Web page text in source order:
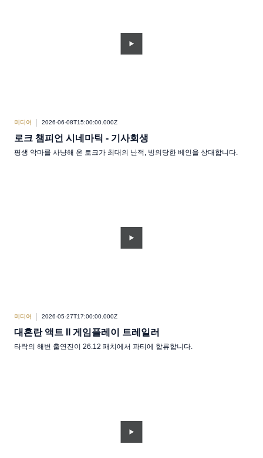
미디어 2026-06-08T15:00:00.000Z
로크 챔피언 시네마틱 - 기사회생
평생 악마를 사냥해 온 로크가 최대의 난적, 빙의당한 베인을 상대합니다.
미디어 2026-05-27T17:00:00.000Z
대혼란 액트 II 게임플레이 트레일러
타락의 해변 출연진이 26.12 패치에서 파티에 합류합니다.